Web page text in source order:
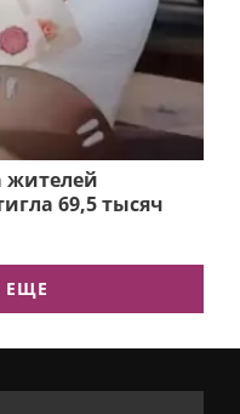
жителей
69,5 тысяч
ЕЩЕ